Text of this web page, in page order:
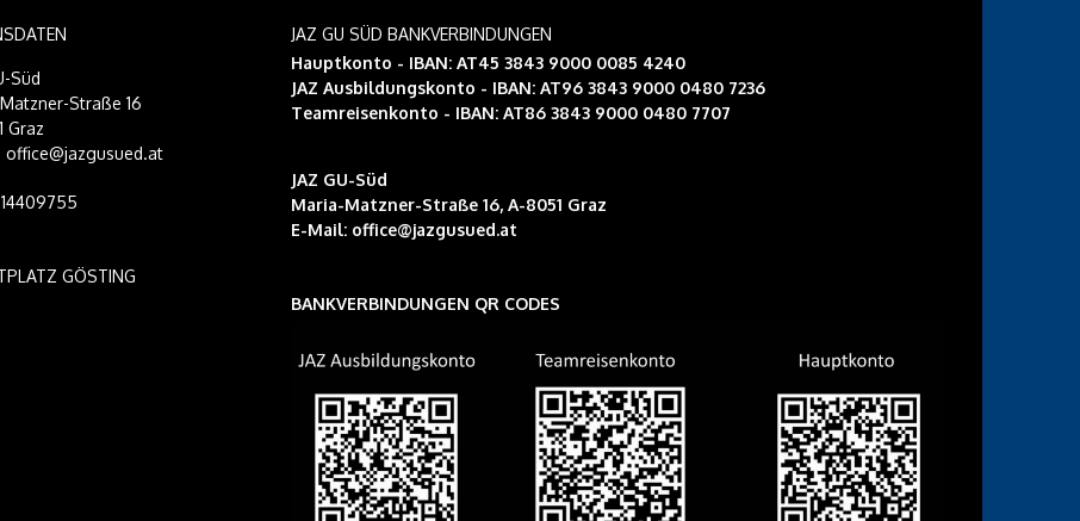
Süd
Straße 16
Graz
office@jazgusued.at
GÖSTING
JAZ GU SÜD BANKVERBINDUNGEN
Hauptkonto - IBAN: AT45 3843 9000 0085 4240
JAZ Ausbildungskonto - IBAN: AT96 3843 9000 0480 7236
Teamreisenkonto - IBAN: AT86 3843 9000 0480 7707
JAZ GU-Süd
Maria-Matzner-Straße 16, A-8051 Graz
E-Mail: office@jazgusued.at
BANKVERBINDUNGEN QR CODES